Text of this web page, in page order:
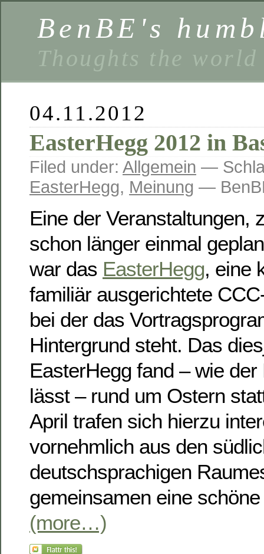
BenBE's
Thoughts the
04.11.2012
EasterHegg 2012 in
Filed under: Allgemein —
EasterHegg, Meinung —
Eine der Veranstaltungen,
schon länger einmal
war das EasterHegg, eine
familiär ausgerichtete
bei der das
Hintergrund steht. Das
EasterHegg fand – wie
lässt – rund um Ostern
April trafen sich hierzu
vornehmlich aus den
deutschsprachigen
gemeinsamen eine
(more…)